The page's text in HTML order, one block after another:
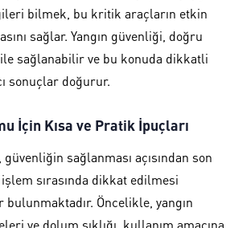
bilmek, bu kritik araçların etkin
sağlar. Yangın güvenliği, doğru
sağlanabilir ve bu konuda dikkatli
sonuçlar doğurur.
İçin Kısa ve Pratik İpuçları
sağlanması açısından son
sırasında dikkat edilmesi
bulunmaktadır. Öncelikle, yangın
ve dolum sıklığı, kullanım amacına